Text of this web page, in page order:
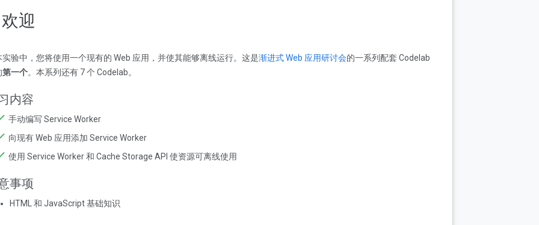
迎
实验中，您将使用一个现有的 Web 应用，并使其能够离线运行。这是渐进式 Web 应用研讨会的一系列配套 Codelab
第一个。本系列还有 7 个 Codelab。
内容
手动编写 Service Worker
向现有 Web 应用添加 Service Worker
使用 Service Worker 和 Cache Storage API 使资源可离线使用
事项
HTML 和 JavaScript 基础知识